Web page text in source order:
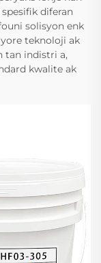
diferan
solisyon enk
teknoloji ak
tan indistri a,
kwalite ak